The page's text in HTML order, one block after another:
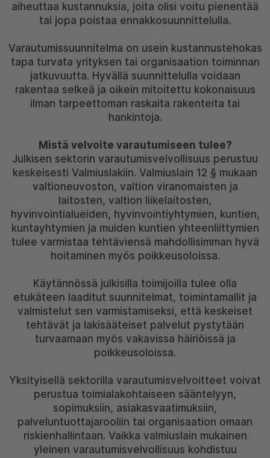
aiheuttaa kustannuksia, joita olisi voitu pienentää
tai jopa poistaa ennakkosuunnittelulla.
Varautumissuunnitelma on usein kustannustehokas
tapa turvata yrityksen tai organisaation toiminnan
jatkuvuutta. Hyvällä suunnittelulla voidaan
rakentaa selkeä ja oikein mitoitettu kokonaisuus
ilman tarpeettoman raskaita rakenteita tai
hankintoja.
Mistä velvoite varautumiseen tulee?
Julkisen sektorin varautumisvelvollisuus perustuu
keskeisesti Valmiuslakiin. Valmiuslain 12 § mukaan
valtioneuvoston, valtion viranomaisten ja
laitosten, valtion liikelaitosten,
hyvinvointialueiden, hyvinvointiyhtymien, kuntien,
kuntayhtymien ja muiden kuntien yhteenliittymien
tulee varmistaa tehtäviensä mahdollisimman hyvä
hoitaminen myös poikkeusoloissa.
Käytännössä julkisilla toimijoilla tulee olla
etukäteen laaditut suunnitelmat, toimintamallit ja
valmistelut sen varmistamiseksi, että keskeiset
tehtävät ja lakisääteiset palvelut pystytään
turvaamaan myös vakavissa häiriöissä ja
poikkeusoloissa.
Yksityisellä sektorilla varautumisvelvoitteet voivat
perustua toimialakohtaiseen sääntelyyn,
sopimuksiin, asiakasvaatimuksiin,
palveluntuottajarooliin tai organisaation omaan
riskienhallintaan. Vaikka valmiuslain mukainen
yleinen varautumisvelvollisuus kohdistuu